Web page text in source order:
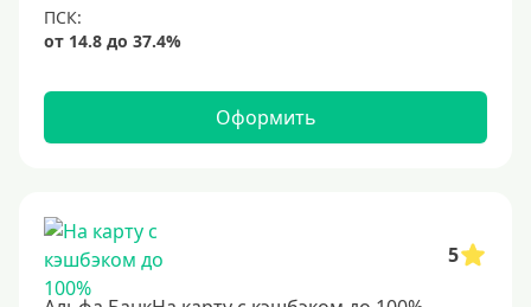
Без стажа работы
Пенсионерам
До 75 лет
До 85 лет
Студентам
С 18 лет
Оформить
5